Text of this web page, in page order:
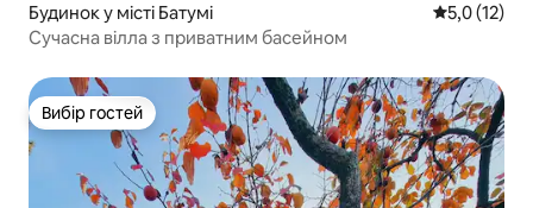
Будинок у місті Батумі Середня
5,0 (12)
Сучасна вілла з приватним басейном
Вибір гостей
Вибір гостей